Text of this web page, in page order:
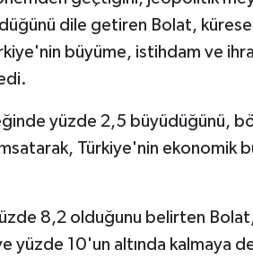
dile getiren Bolat,
büyüme, istihdam ve
yüzde 2,5 büyüdüğünü,
Türkiye'nin ekonomik
8,2 olduğunu belirten
yüzde 10'un altında kalmaya